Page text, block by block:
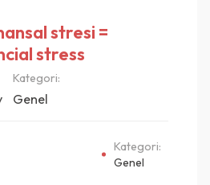
stresi =
stress
Kategori:
Genel
Kategori:
Genel